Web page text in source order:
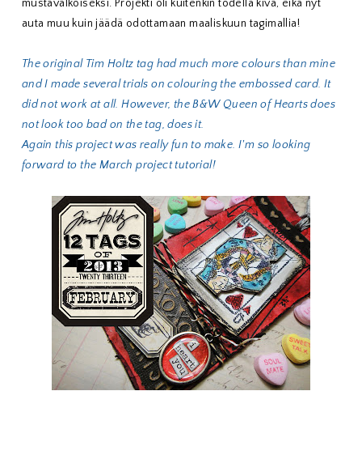
mustavalkoiseksi. Projekti oli kuitenkin todella kiva, eikä nyt
auta muu kuin jäädä odottamaan maaliskuun tagimallia!
The original Tim Holtz tag had much more colours than mine
and I made several trials on colouring the embossed card. It
did not work at all. However, the B&W Queen of Hearts does
not look too bad on the tag, does it.
Again this project was really fun to make. I'm so looking
forward to the March project tutorial!